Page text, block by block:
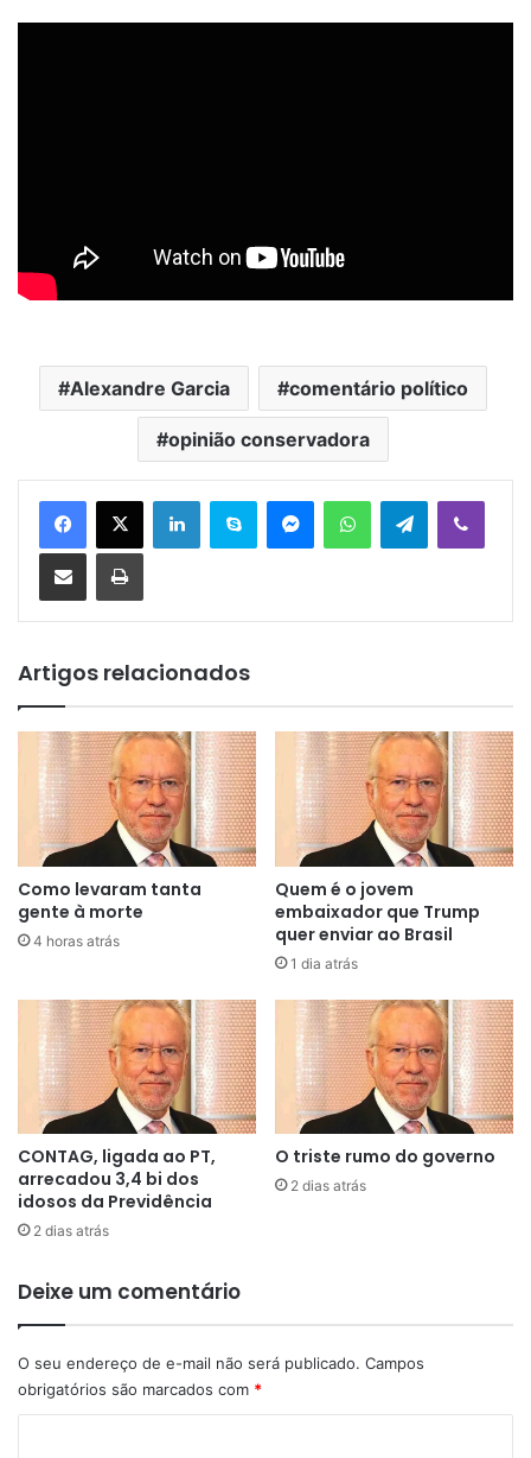
Alexandre Garcia comentário político
opinião conservadora
Telegram
Artigos relacionados
Como levaram tanta
gente à morte
4 horas atrás
Quem é o jovem
embaixador que Trump
quer enviar ao Brasil
1 dia atrás
CONTAG, ligada ao PT,
arrecadou 3,4 bi dos
idosos da Previdência
2 dias atrás
O triste rumo do governo
2 dias atrás
Deixe um comentário
O seu endereço de e-mail não será publicado. Campos
obrigatórios são marcados com *